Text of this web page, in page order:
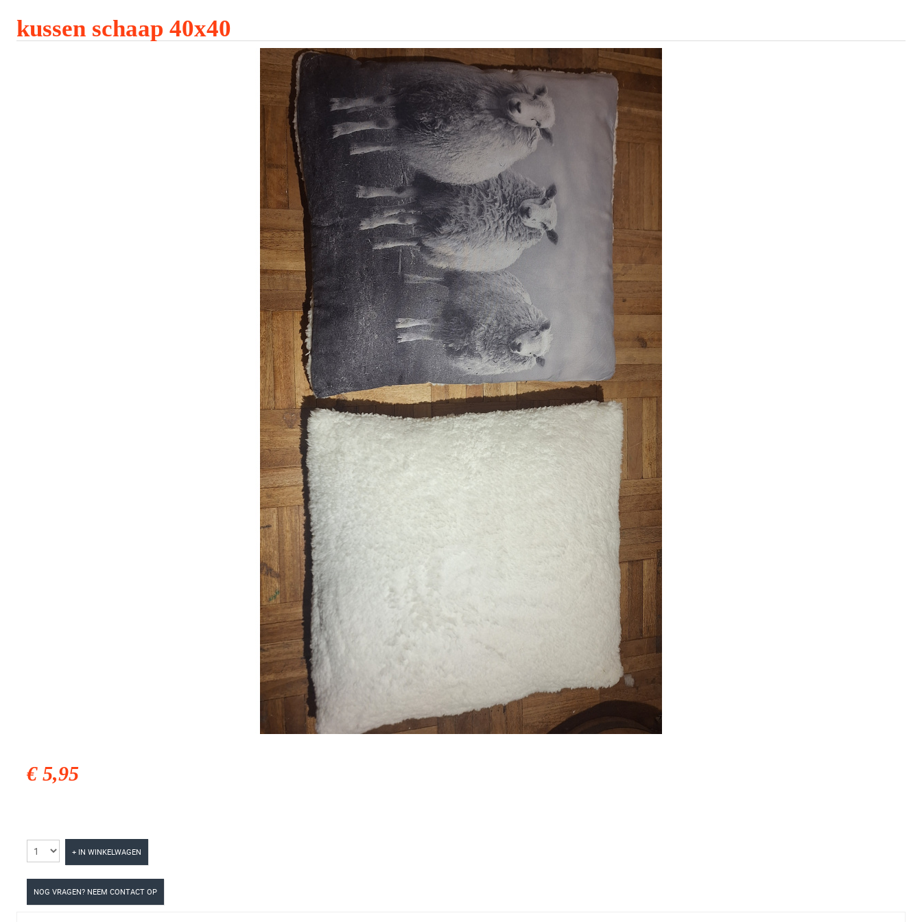
kussen schaap 40x40
€ 5,95
+ IN WINKELWAGEN
NOG VRAGEN? NEEM CONTACT OP